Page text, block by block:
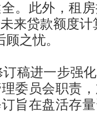
。此外，租
来贷款额度
之忧。
稿进一步强
委员会职责
旨在盘活存